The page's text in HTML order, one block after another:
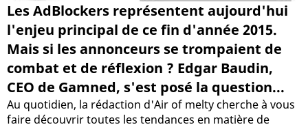
Les AdBlockers représentent aujourd'hui
l'enjeu principal de ce fin d'année 2015.
Mais si les annonceurs se trompaient de
combat et de réflexion ? Edgar Baudin,
CEO de Gamned, s'est posé la question...
Au quotidien, la rédaction d'Air of melty cherche à vous
faire découvrir toutes les tendances en matière de